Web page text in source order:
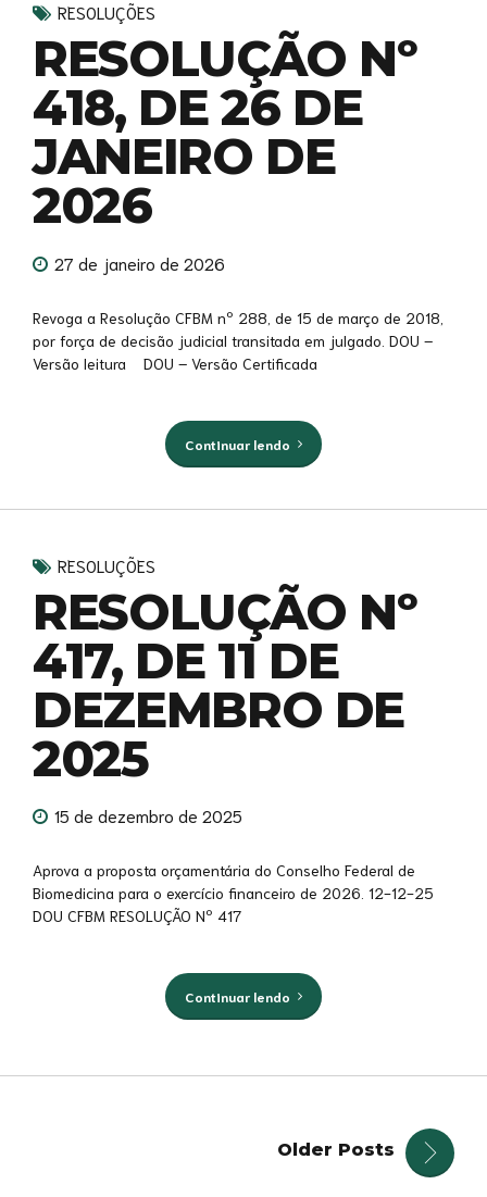
RESOLUÇÕES
RESOLUÇÃO Nº
418, DE 26 DE
JANEIRO DE
2026
27 de janeiro de 2026
Revoga a Resolução CFBM nº 288, de 15 de março de 2018,
por força de decisão judicial transitada em julgado. DOU –
Versão leitura DOU – Versão Certificada
Continuar lendo
RESOLUÇÕES
RESOLUÇÃO Nº
417, DE 11 DE
DEZEMBRO DE
2025
15 de dezembro de 2025
Aprova a proposta orçamentária do Conselho Federal de
Biomedicina para o exercício financeiro de 2026. 12-12-25
DOU CFBM RESOLUÇÃO Nº 417
Continuar lendo
Older Posts